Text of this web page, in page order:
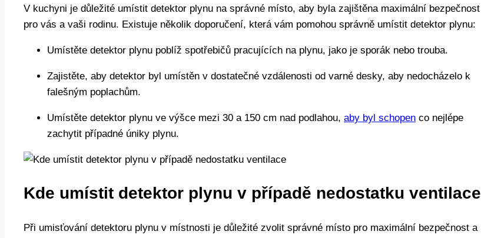
V kuchyni je důležité umístit detektor plynu na správné místo, aby byla zajištěna maximální bezpečnost
pro vás a vaši rodinu. Existuje několik doporučení, která vám pomohou správně umístit detektor plynu:
Umístěte detektor plynu poblíž spotřebičů pracujících na plynu, jako je sporák nebo trouba.
Zajistěte, aby detektor byl umístěn v dostatečné vzdálenosti od varné desky, aby nedocházelo k
falešným poplachům.
Umístěte detektor plynu ve výšce mezi 30 a 150 cm nad podlahou, aby byl schopen co nejlépe
zachytit případné úniky plynu.
Kde umístit detektor plynu v případě nedostatku ventilace
Při umisťování detektoru plynu v místnosti je důležité zvolit správné místo pro maximální bezpečnost a